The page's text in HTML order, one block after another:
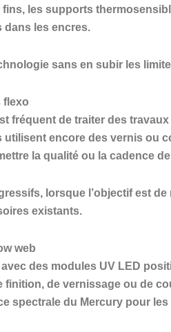
les supports
les encres.
sans en subir les
flexo
fréquent de traiter des
encore des vernis ou
la qualité ou la cadence
lorsque l’objectif est
existants.
web
des modules UV LED
de vernissage ou de
spectrale du Mercury pour